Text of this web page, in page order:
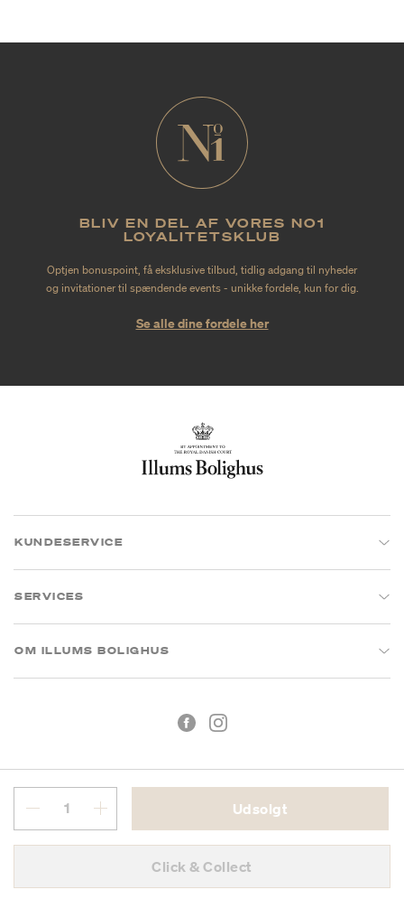
Udsolgt
Click & Collect
BLIV EN DEL AF VORES NO1
LOYALITETSKLUB
Optjen bonuspoint, få eksklusive tilbud, tidlig adgang til nyheder
og invitationer til spændende events - unikke fordele, kun for dig.
Se alle dine fordele her
KUNDESERVICE
SERVICES
OM ILLUMS BOLIGHUS
CVR: 26573394